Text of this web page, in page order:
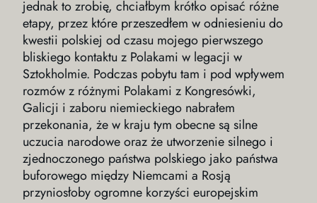
jednak to zrobię, chciałbym krótko opisać różne
etapy, przez które przeszedłem w odniesieniu do
kwestii polskiej od czasu mojego pierwszego
bliskiego kontaktu z Polakami w legacji w
Sztokholmie. Podczas pobytu tam i pod wpływem
rozmów z różnymi Polakami z Kongresówki,
Galicji i zaboru niemieckiego nabrałem
przekonania, że w kraju tym obecne są silne
uczucia narodowe oraz że utworzenie silnego i
zjednoczonego państwa polskiego jako państwa
buforowego między Niemcami a Rosją
przyniosłoby ogromne korzyści europejskim